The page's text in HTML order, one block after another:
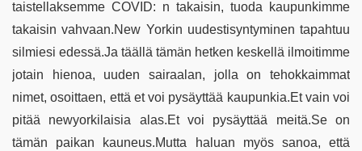
taistellaksemme COVID: n takaisin, tuoda kaupunkimme
takaisin vahvaan.New Yorkin uudestisyntyminen tapahtuu
silmiesi edessä.Ja täällä tämän hetken keskellä ilmoitimme
jotain hienoa, uuden sairaalan, jolla on tehokkaimmat
nimet, osoittaen, että et voi pysäyttää kaupunkia.Et vain voi
pitää newyorkilaisia alas.Et voi pysäyttää meitä.Se on
tämän paikan kauneus.Mutta haluan myös sanoa, että